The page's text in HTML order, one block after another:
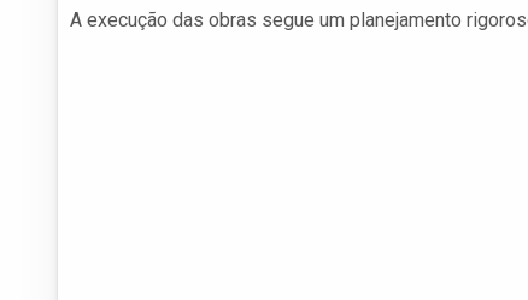
A execução das obras segue um planejamento